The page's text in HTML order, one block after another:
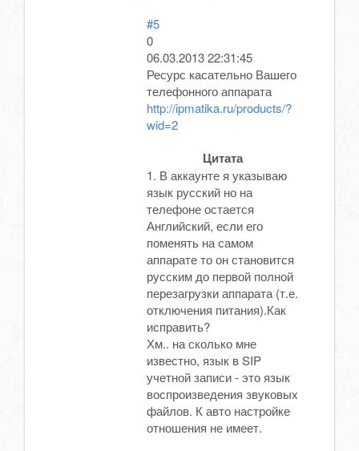
#5
0
06.03.2013 22:31:45
Ресурс касательно Вашего
телефонного аппарата
http://ipmatika.ru/products/?
wid=2
Цитата
1. В аккаунте я указываю
язык русский но на
телефоне остается
Английский, если его
поменять на самом
аппарате то он становится
русским до первой полной
перезагрузки аппарата (т.е.
отключения питания).Как
исправить?
Хм.. на сколько мне
известно, язык в SIP
учетной записи - это язык
воспроизведения звуковых
файлов. К авто настройке
отношения не имеет.